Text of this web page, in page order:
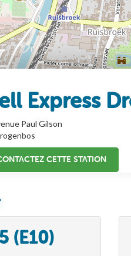
Express
Paul Gilson
CETTE STATION
(E10)